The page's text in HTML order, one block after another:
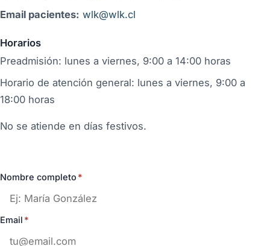
Email pacientes: wlk@wlk.cl
Horarios
Preadmisión: lunes a viernes, 9:00 a 14:00 horas
Horario de atención general: lunes a viernes, 9:00 a
18:00 horas
No se atiende en días festivos.
Nombre completo *
Email *